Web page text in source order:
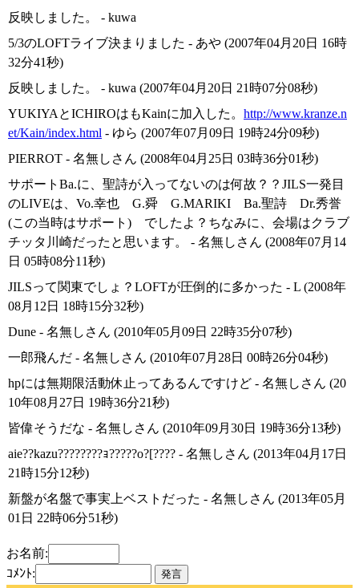
反映しました。 - kuwa
5/3のLOFTライブ決まりました - あや (2007年04月20日 16時
32分41秒)
反映しました。 - kuwa (2007年04月20日 21時07分08秒)
YUKIYAとICHIROはもKainに加入した。 http://www.kranze.n
et/Kain/index.html - ゆら (2007年07月09日 19時24分09秒)
PIERROT - 名無しさん (2008年04月25日 03時36分01秒)
サポートBa.に、聖詩が入ってないのは何故？？JILS一発目
のLIVEは、Vo.幸也 G.舜 G.MARIKI Ba.聖詩 Dr.秀誉
(この当時はサポート) でしたよ？ちなみに、会場はクラブ
チッタ川崎だったと思います。 - 名無しさん (2008年07月14
日 05時08分11秒)
JILSって関東でしょ？LOFTが圧倒的に多かった - L (2008年
08月12日 18時15分32秒)
Dune - 名無しさん (2010年05月09日 22時35分07秒)
一郎飛んだ - 名無しさん (2010年07月28日 00時26分04秒)
hpには無期限活動休止ってあるんですけど - 名無しさん (20
10年08月27日 19時36分21秒)
皆偉そうだな - 名無しさん (2010年09月30日 19時36分13秒)
aie??kazu????????ｮ?????o?[???? - 名無しさん (2013年04月17日
21時15分12秒)
新盤が名盤で事実上ベストだった - 名無しさん (2013年05月
01日 22時06分51秒)
お名前:
ｺﾒﾝﾄ: